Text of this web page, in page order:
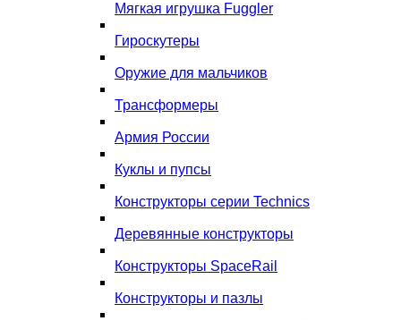
Мягкая игрушка Fuggler
Гироскутеры
Оружие для мальчиков
Трансформеры
Армия России
Куклы и пупсы
Конструкторы серии Technics
Деревянные конструкторы
Конструкторы SpaceRail
Конструкторы и пазлы